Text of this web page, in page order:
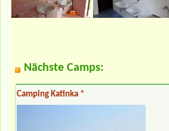
Nächste Camps:
Camping Katinka *